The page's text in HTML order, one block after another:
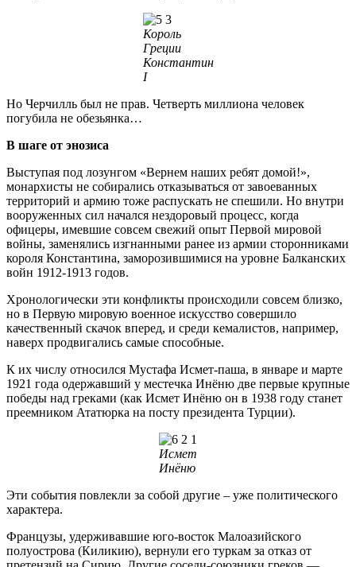
Король
Греции
Константин
I
Но Черчилль был не прав. Четверть миллиона человек
погубила не обезьянка…
В шаге от энозиса
Выступая под лозунгом «Вернем наших ребят домой!»,
монархисты не собирались отказываться от завоеванных
территорий и армию тоже распускать не спешили. Но внутри
вооруженных сил начался нездоровый процесс, когда
офицеры, имевшие совсем свежий опыт Первой мировой
войны, заменялись изгнанными ранее из армии сторонниками
короля Константина, заморозившимися на уровне Балканских
войн 1912-1913 годов.
Хронологически эти конфликты происходили совсем близко,
но в Первую мировую военное искусство совершило
качественный скачок вперед, и среди кемалистов, например,
наверх продвигались самые способные.
К их числу относился Мустафа Исмет-паша, в январе и марте
1921 года одержавший у местечка Инёню две первые крупные
победы над греками (как Исмет Инёню он в 1938 году станет
преемником Ататюрка на посту президента Турции).
Исмет
Инёню
Эти события повлекли за собой другие – уже политического
характера.
Французы, удерживавшие юго-восток Малоазийского
полуострова (Киликию), вернули его туркам за отказ от